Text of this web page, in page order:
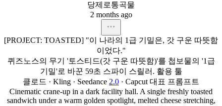
당제로통곡물
2 months ago
[PROJECT: TOASTED] "이 나라의 1급 기밀은, 갓 구운 따뜻함
이었다."
퀴즈노스의 무기 '토스티드(갓 구운 따뜻함)'를 첩보물의 '1급
기밀'로 바꾼 59초 스파이 스릴러. 활용 툴
클로드 · Kling · Seedance 2.0 · Capcut 대표 프롬프트
Cinematic crane-up in a dark facility hall. A single freshly toasted
sandwich under a warm golden spotlight, melted cheese stretching,